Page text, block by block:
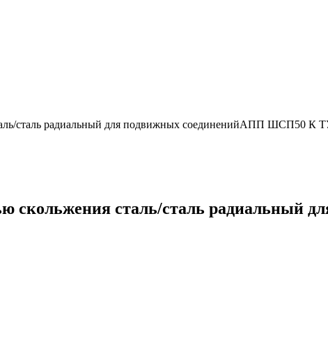
сталь радиальный для подвижных соединенийАПП ШСП50 К
скольжения сталь/сталь